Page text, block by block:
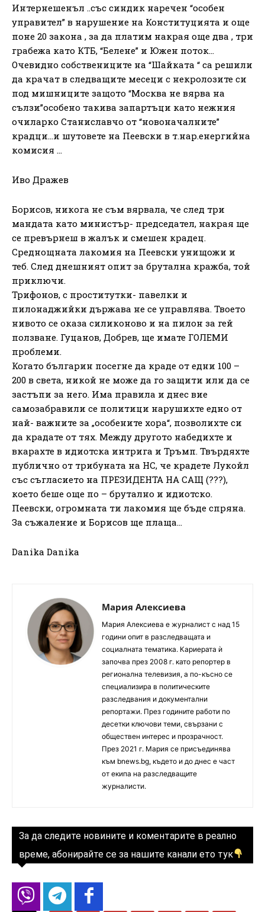
Интернешенъл ..със синдик наречен “особен
управител” в нарушение на Конституцията и още
поне 20 закона , за да платим накрая още два , три
грабежа като КТБ, “Белене” и Южен поток…
Очевидно собствениците на “Шайката “ са решили
да крачат в следващите месеци с некролозите си
под мишниците защото “Москва не вярва на
сълзи”особено такива запартъци като нежния
очиларко Станиславчо от “новоначалните”
крадци…и шутовете на Пеевски в т.нар.енергийна
комисия …
Иво Дражев
Борисов, никога не съм вярвала, че след три
мандата като министър- председател, накрая ще
се превърнеш в жалък и смешен крадец.
Среднощната лакомия на Пеевски унищожи и
теб. След днешният опит за брутална кражба, той
приключи.
Трифонов, с проститутки- павелки и
пилонаджийки държава не се управлява. Твоето
нивото се оказа силиконово и на пилон за гей
ползване. Гуцанов, Добрев, ще имате ГОЛЕМИ
проблеми.
Когато българин посегне да краде от едни 100 –
200 в света, никой не може да го защити или да се
застъпи за него. Има правила и днес вие
самозабравили се политици нарушихте едно от
най- важните за „особените хора“, позволихте си
да крадате от тях. Между другото набедихте и
вкарахте в идиотска интрига и Тръмп. Твърдяхте
публично от трибуната на НС, че крадете Лукойл
със съгласието на ПРЕЗИДЕНТА НА САЩ (???),
което беше още по – брутално и идиотско.
Пеевски, огромната ти лакомия ще бъде спряна.
За съжаление и Борисов ще плаща…
Danika Danika
Мария Алексиева
Мария Алексиева е журналист с над 15
години опит в разследващата и
социалната тематика. Кариерата ѝ
започва през 2008 г. като репортер в
регионална телевизия, а по-късно се
специализира в политическите
разследвания и документални
репортажи. През годините работи по
десетки ключови теми, свързани с
обществен интерес и прозрачност.
През 2021 г. Мария се присъединява
към bnews.bg, където и до днес е част
от екипа на разследващите
журналисти.
За да следите новините и коментарите в реално
време, абонирайте се за нашите канали ето тук